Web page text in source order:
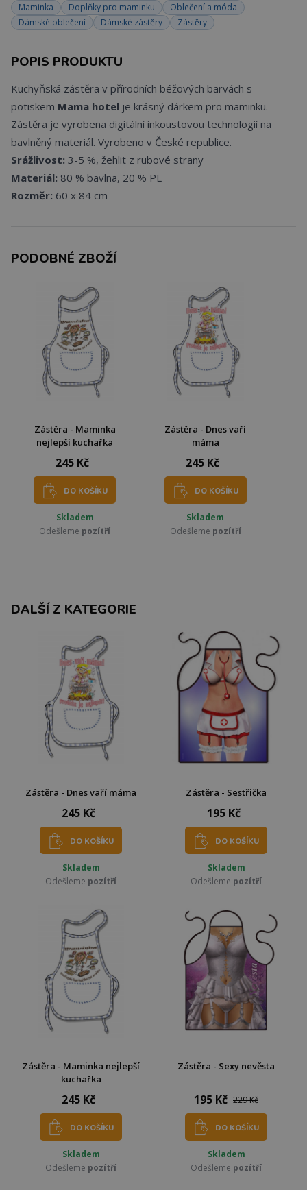
Maminka
Doplňky pro maminku
Oblečení a móda
Dámské oblečení
Dámské zástěry Zástěry
POPIS PRODUKTU
Kuchyňská zástěra v přírodních béžových barvách s
potiskem Mama hotel je krásný dárkem pro maminku.
Zástěra je vyrobena digitální inkoustovou technologií na
bavlněný materiál. Vyrobeno v České republice.
Srážlivost: 3-5 %, žehlit z rubové strany
Materiál: 80 % bavlna, 20 % PL
Rozměr: 60 x 84 cm
PODOBNÉ ZBOŽÍ
Zástěra - Maminka
nejlepší kuchařka
245 Kč
DO KOŠÍKU
Skladem
Odešleme pozítří
Zástěra - Dnes vaří
máma
245 Kč
DO KOŠÍKU
Skladem
Odešleme pozítří
DALŠÍ Z KATEGORIE
Zástěra - Dnes vaří máma
245 Kč
DO KOŠÍKU
Skladem
Odešleme pozítří
Zástěra - Sestřička
195 Kč
DO KOŠÍKU
Skladem
Odešleme pozítří
Zástěra - Maminka nejlepší
kuchařka
245 Kč
DO KOŠÍKU
Skladem
Odešleme pozítří
Zástěra - Sexy nevěsta
195 Kč 229 Kč
DO KOŠÍKU
Skladem
Odešleme pozítří